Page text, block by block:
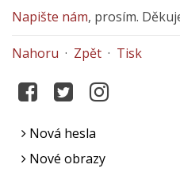
Napište nám, prosím.
Nahoru · Zpět · Tisk
Nová hesla
Nové obrazy